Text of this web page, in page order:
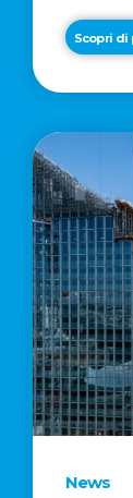
Scopri di
News